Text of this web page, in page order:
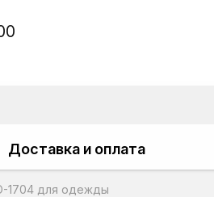
Доставка и оплата
1704 для одежды